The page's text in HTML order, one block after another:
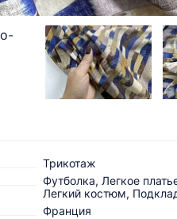
Трикотаж
Футболка, Легкое
Легкий костюм,
Франция